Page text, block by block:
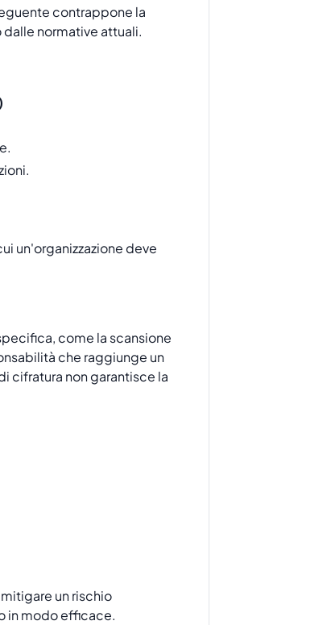
contrappone la
normative attuali.
un'organizzazione deve
come la scansione
che raggiunge un
cifratura non garantisce la
un rischio
in modo efficace.